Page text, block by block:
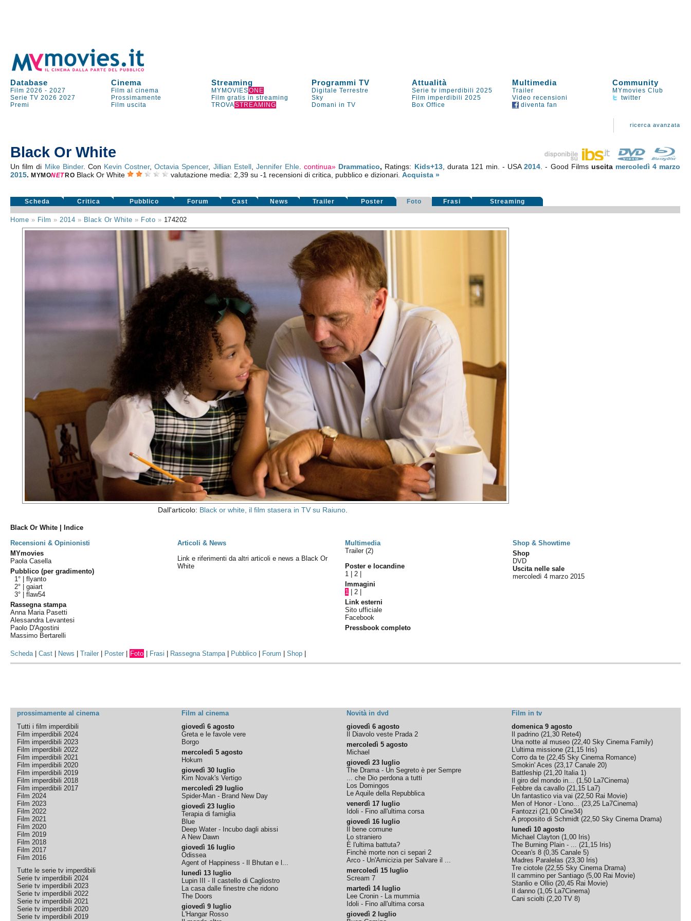
Database Cinema Streaming Programmi TV Attualità Multimedia Community
Film 2026 -2027 Film al cinema MYMOVIESONE Digitale Terrestre Serie tv imperdibili 2025 Trailer
MYmovies Club
Serie TV 2026 2027 Prossimamente Film gratis in streaming Sky Film imperdibili 2025 Video recensioni
twitter
Premi
Film uscita TROVASTREAMING Domani in TV Box Office diventa fan
ricerca avanzata
Black Or White
Un film di Mike Binder. Con Kevin Costner,Octavia Spencer, Jillian Estell, Jennifer Ehle.continua» Drammatico, Ratings: Kids+13, durata 121 min. - USA2014 . - Good Films uscita mercoledì 4 marzo
2015.MYMONET RO Black Or White valutazione media: 2,39 su -1 recensioni di critica, pubblico e dizionari. Acquista »
Scheda Critica Pubblico Forum Cast News Trailer Poster Foto Frasi Streaming
Home » Film » 2014 » Black Or White » Foto » 174202
Dall'articolo: Black or white, il film stasera in TV su Raiuno.
Black Or White | Indice
Recensioni & Opinionisti
Articoli & News Multimedia
Shop & Showtime
MYmovies
Paola Casella
Pubblico (per gradimento)
1° |flyanto
2° |gaiart
3° |flaw54
Rassegna stampa
Anna Maria Pasetti
Alessandra Levantesi
Paolo D'Agostini
Massimo Bertarelli
Link e riferimenti da altri articoli e news a Black Or
White
Trailer (2)
Poster e locandine
1 |2
Immagini
1 |2
Link esterni
Sito ufficiale
Facebook
Pressbook completo
Shop
DVD
Uscita nelle sale
mercoledì 4 marzo 2015
Scheda|Cast News |Trailer Poster Foto Frasi Rassegna Stampa| Pubblico Forum |Shop
prossimamente al cinema Film al cinema Novità in dvd
Film in tv
Tutti i film imperdibili
Film imperdibili 2024
Film imperdibili 2023
Film imperdibili 2022
Film imperdibili 2021
Film imperdibili 2020
Film imperdibili 2019
Film imperdibili 2018
Film imperdibili 2017
Film 2024
Film 2023
Film 2022
Film 2021
Film 2020
Film 2019
Film 2018
Film 2017
Film 2016
Tutte le serie tv imperdibili
Serie tv imperdibili 2024
Serie tv imperdibili 2023
Serie tv imperdibili 2022
Serie tv imperdibili 2021
Serie tv imperdibili 2020
Serie tv imperdibili 2019
giovedì 6 agosto
Greta e le favole vere
Borgo
mercoledì 5 agosto
Hokum
giovedì 30 luglio
Kim Novak's Vertigo
mercoledì 29 luglio
Spider-Man - Brand New Day
giovedì 23 luglio
Terapia di famiglia
Blue
Deep Water - Incubo dagli abissi
A New Dawn
giovedì 16 luglio
Odissea
Agent of Happiness - Il Bhutan e l...
lunedì 13 luglio
Lupin III - Il castello di Cagliostro
La casa dalle finestre che ridono
The Doors
giovedì 9 luglio
L'Hangar Rosso
giovedì 6 agosto
Il Diavolo veste Prada 2
mercoledì 5 agosto
Michael
giovedì 23 luglio
The Drama - Un Segreto è per Sempre
... che Dio perdona a tutti
Los Domingos
Le Aquile della Repubblica
venerdì 17 luglio
Idoli - Fino all'ultima corsa
giovedì 16 luglio
Il bene comune
Lo straniero
È l'ultima battuta?
Finchè morte non ci separi 2
Arco - Un'Amicizia per Salvare il ...
mercoledì 15 luglio
Scream 7
martedì 14 luglio
Lee Cronin - La mummia
Idoli - Fino all'ultima corsa
giovedì 2 luglio
domenica 9 agosto
Il padrino (21,30 Rete4)
Una notte al museo (22,40 Sky Cinema Family)
L'ultima missione (21,15 Iris)
Corro da te (22,45 Sky Cinema Romance)
Smokin' Aces (23,17 Canale 20)
Battleship (21,20 Italia 1)
Il giro del mondo in... (1,50 La7Cinema)
Febbre da cavallo (21,15 La7)
Un fantastico via vai (22,50 Rai Movie)
Men of Honor - L'ono... (23,25 La7Cinema)
Fantozzi (21,00 Cine34)
A proposito di Schmidt (22,50 Sky Cinema Drama)
lunedì 10 agosto
Michael Clayton (1,00 Iris)
The Burning Plain - ... (21,15 Iris)
Ocean's 8 (0,35 Canale 5)
Madres Paralelas (23,30 Iris)
Tre ciotole (22,55 Sky Cinema Drama)
Il cammino per Santiago (5,00 Rai Movie)
Stanlio e Ollio (20,45 Rai Movie)
Il danno (1,05 La7Cinema)
Cani sciolti (2,20 TV 8)